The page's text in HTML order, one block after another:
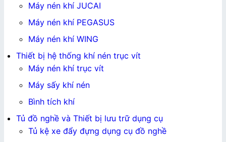
Máy nén khí JUCAI
Máy nén khí PEGASUS
Máy nén khí WING
Thiết bị hệ thống khí nén trục vít
Máy nén khí trục vít
Máy sấy khí nén
Bình tích khí
Tủ đồ nghề và Thiết bị lưu trữ dụng cụ
Tủ kệ xe đẩy đựng dụng cụ đồ nghề